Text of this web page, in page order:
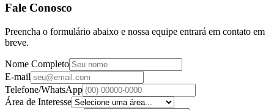
Fale Conosco
Preencha o formulário abaixo e nossa equipe entrará em contato em
breve.
Nome Completo
E-mail
Telefone/WhatsApp
Área de Interesse